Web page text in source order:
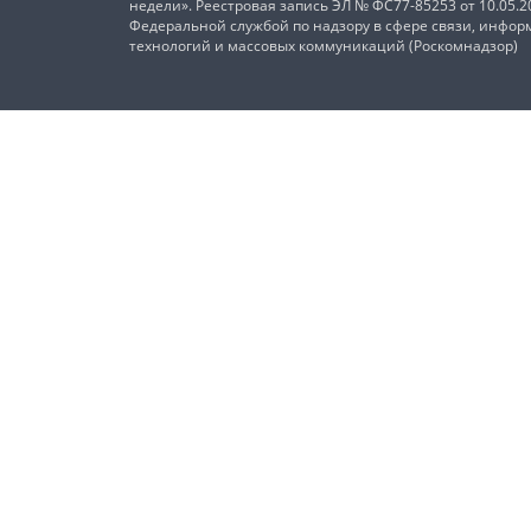
недели». Реестровая запись ЭЛ № ФС77-85253 от
Федеральной службой по надзору в сфере связи,
технологий и массовых коммуникаций (Роскомнадзор)